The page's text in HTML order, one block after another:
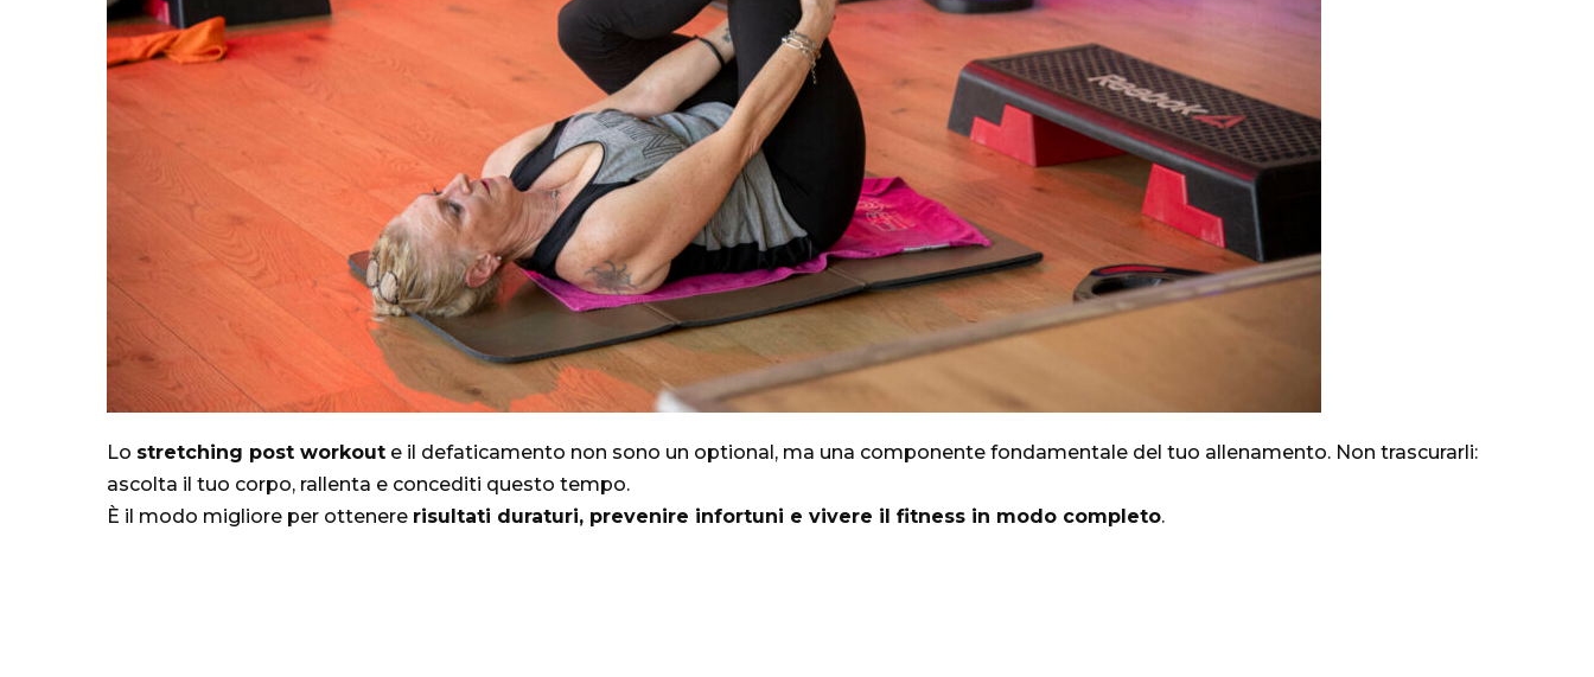
Lo stretching post workout e il defaticamento non sono un optional, ma una componente fondamentale del tuo allenamento. Non trascurarli:
ascolta il tuo corpo, rallenta e concediti questo tempo.
È il modo migliore per ottenere risultati duraturi, prevenire infortuni e vivere il fitness in modo completo.